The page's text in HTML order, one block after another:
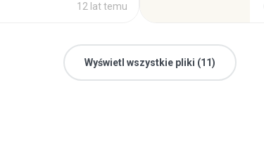
12 lat temu
Wyświetl wszystkie pliki (11)